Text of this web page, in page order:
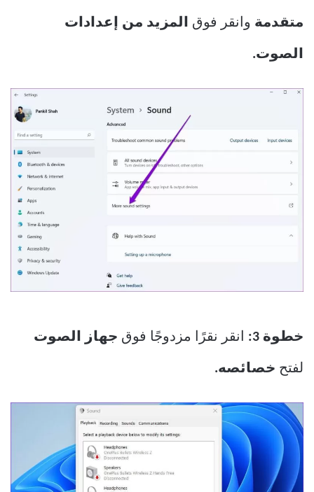
متقدمة وانقر فوق المزيد من إعدادات
الصوت.
خطوة 3: انقر نقرًا مزدوجًا فوق جهاز الصوت
لفتح خصائصه.